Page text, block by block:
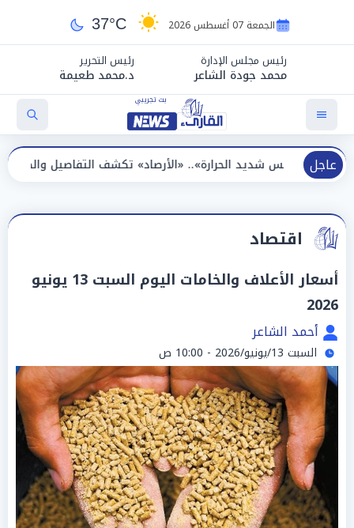
الجمعة 07 أغسطس 2026 37°C
رئيس مجلس الإدارة
محمد جودة الشاعر
رئيس التحرير
د.محمد طعيمة
عاجل
شديد الحرارة».. «الأرصاد» تكشف التفاصيل والظواهر الجوية اليوم
اقتصاد
أسعار الأعلاف والخامات اليوم السبت 13 يونيو
2026
أحمد الشاعر
السبت 13/يونيو/2026 - 10:00 ص